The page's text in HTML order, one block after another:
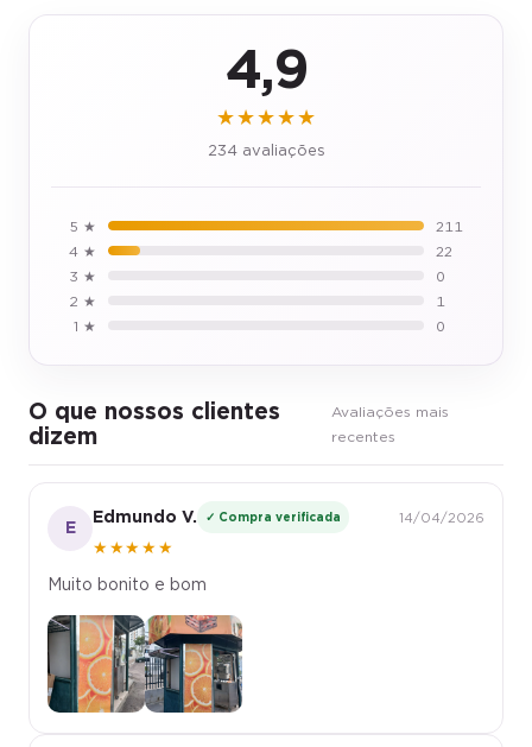
4,9
★★★★★
234 avaliações
O que nossos clientes
dizem
E
Edmundo V.
★★★★★
14/04/2026
Muito bonito e bom